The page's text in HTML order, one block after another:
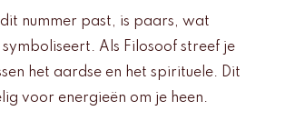
dit nummer past, is paars, wat
Als Filosoof streef je
het aardse en het spirituele. Dit
voor energieën om je heen.